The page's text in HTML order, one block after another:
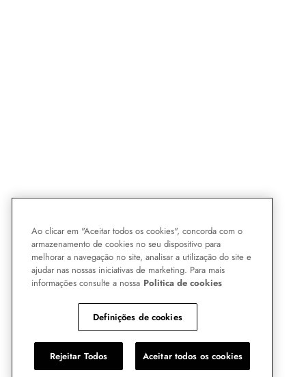
Ao clicar em "Aceitar todos os cookies", concorda com o
armazenamento de cookies no seu dispositivo para
melhorar a navegação no site, analisar a utilização do site e
ajudar nas nossas iniciativas de marketing. Para mais
informações consulte a nossa Politica de cookies
Definições de cookies
Rejeitar Todos Aceitar todos os cookies